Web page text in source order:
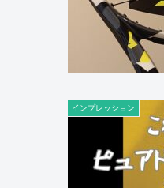
インプレッション